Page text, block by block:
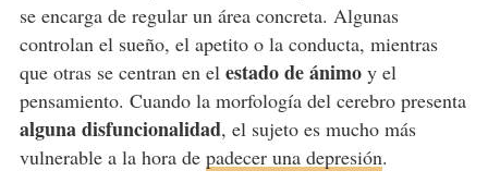
se encarga de regular un área concreta. Algunas
controlan el sueño, el apetito o la conducta, mientras
que otras se centran en el estado de ánimoy el
pensamiento. Cuando la morfología del cerebro presenta
alguna disfuncionalidad, el sujeto es mucho más
vulnerable a la hora de padecer una depresión.